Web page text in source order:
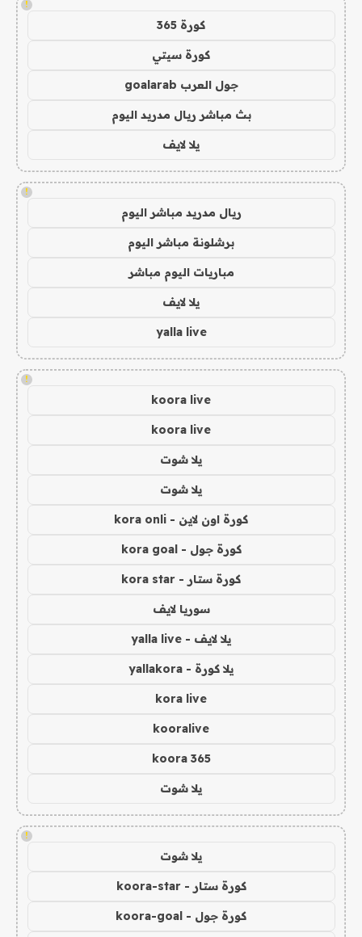
!
كورة 365
كورة سيتي
جول العرب goalarab
بث مباشر ريال مدريد اليوم
يلا لايف
!
ريال مدريد مباشر اليوم
برشلونة مباشر اليوم
مباريات اليوم مباشر
يلا لايف
yalla live
!
koora live
koora live
يلا شوت
يلا شوت
كورة اون لاين - kora onli
كورة جول - kora goal
كورة ستار - kora star
سوريا لايف
يلا لايف - yalla live
يلا كورة - yallakora
kora live
kooralive
koora 365
يلا شوت
!
يلا شوت
كورة ستار - koora-star
كورة جول - koora-goal